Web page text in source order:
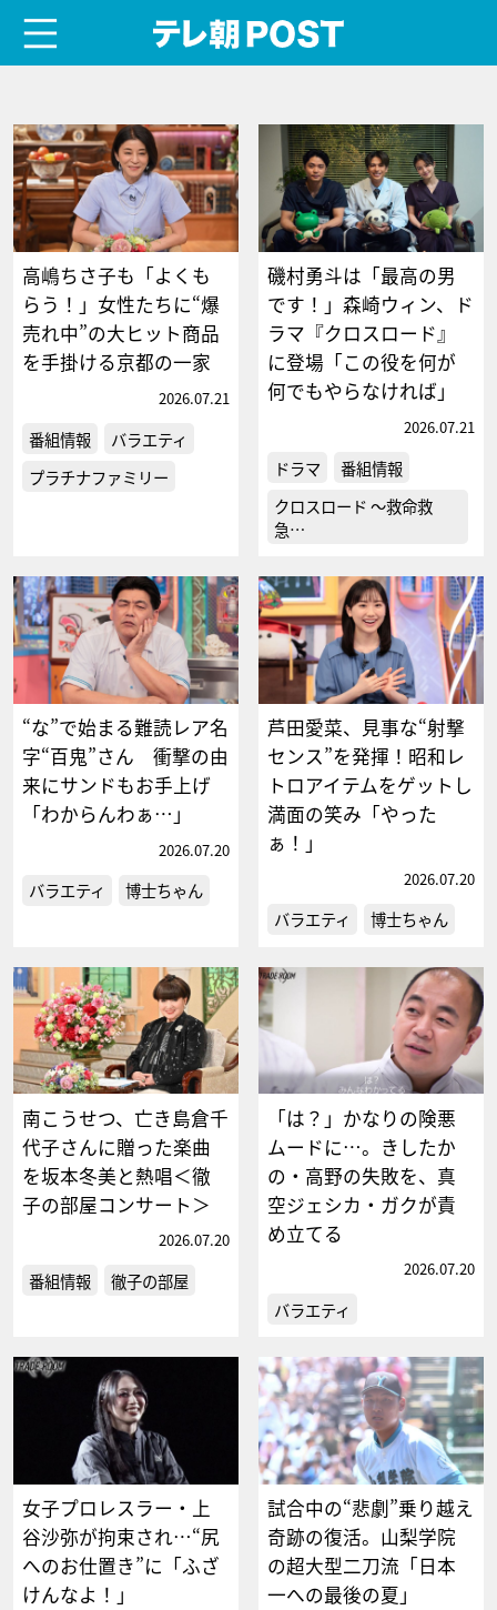
高嶋ちさ子も「よくも
らう！」女性たちに“爆
売れ中”の大ヒット商品
を手掛ける京都の一家
2026.07.21
番組情報
バラエティ
プラチナファミリー
磯村勇斗は「最高の男
です！」森崎ウィン、ド
ラマ『クロスロード』
に登場「この役を何が
何でもやらなければ」
2026.07.21
ドラマ
番組情報
クロスロード ～救命救
急…
“な”で始まる難読レア名
字“百鬼”さん 衝撃の由
来にサンドもお手上げ
「わからんわぁ…」
2026.07.20
バラエティ 博士ちゃん
芦田愛菜、見事な“射撃
センス”を発揮！昭和レ
トロアイテムをゲットし
満面の笑み「やった
ぁ！」
2026.07.20
バラエティ 博士ちゃん
南こうせつ、亡き島倉千
代子さんに贈った楽曲
を坂本冬美と熱唱＜徹
子の部屋コンサート＞
2026.07.20
番組情報 徹子の部屋
「は？」かなりの険悪
ムードに…。きしたか
の・高野の失敗を、真
空ジェシカ・ガクが責
め立てる
2026.07.20
バラエティ
女子プロレスラー・上
谷沙弥が拘束され…“尻
へのお仕置き”に「ふざ
けんなよ！」
試合中の“悲劇”乗り越え
奇跡の復活。山梨学院
の超大型二刀流「日本
一への最後の夏」